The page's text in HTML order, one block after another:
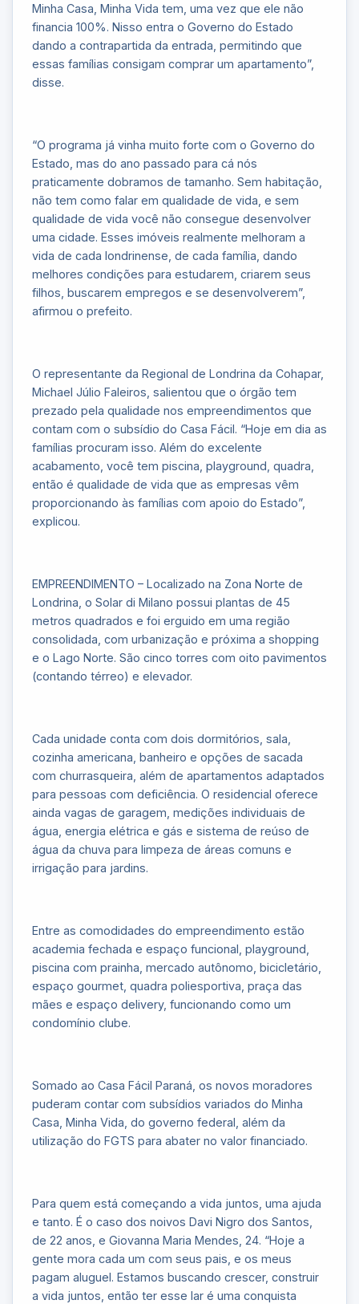
Minha Casa, Minha Vida tem, uma vez que ele não
financia 100%. Nisso entra o Governo do Estado
dando a contrapartida da entrada, permitindo que
essas famílias consigam comprar um apartamento”,
disse.
“O programa já vinha muito forte com o Governo do
Estado, mas do ano passado para cá nós
praticamente dobramos de tamanho. Sem habitação,
não tem como falar em qualidade de vida, e sem
qualidade de vida você não consegue desenvolver
uma cidade. Esses imóveis realmente melhoram a
vida de cada londrinense, de cada família, dando
melhores condições para estudarem, criarem seus
filhos, buscarem empregos e se desenvolverem”,
afirmou o prefeito.
O representante da Regional de Londrina da Cohapar,
Michael Júlio Faleiros, salientou que o órgão tem
prezado pela qualidade nos empreendimentos que
contam com o subsídio do Casa Fácil. “Hoje em dia as
famílias procuram isso. Além do excelente
acabamento, você tem piscina, playground, quadra,
então é qualidade de vida que as empresas vêm
proporcionando às famílias com apoio do Estado”,
explicou.
EMPREENDIMENTO – Localizado na Zona Norte de
Londrina, o Solar di Milano possui plantas de 45
metros quadrados e foi erguido em uma região
consolidada, com urbanização e próxima a shopping
e o Lago Norte. São cinco torres com oito pavimentos
(contando térreo) e elevador.
Cada unidade conta com dois dormitórios, sala,
cozinha americana, banheiro e opções de sacada
com churrasqueira, além de apartamentos adaptados
para pessoas com deficiência. O residencial oferece
ainda vagas de garagem, medições individuais de
água, energia elétrica e gás e sistema de reúso de
água da chuva para limpeza de áreas comuns e
irrigação para jardins.
Entre as comodidades do empreendimento estão
academia fechada e espaço funcional, playground,
piscina com prainha, mercado autônomo, bicicletário,
espaço gourmet, quadra poliesportiva, praça das
mães e espaço delivery, funcionando como um
condomínio clube.
Somado ao Casa Fácil Paraná, os novos moradores
puderam contar com subsídios variados do Minha
Casa, Minha Vida, do governo federal, além da
utilização do FGTS para abater no valor financiado.
Para quem está começando a vida juntos, uma ajuda
e tanto. É o caso dos noivos Davi Nigro dos Santos,
de 22 anos, e Giovanna Maria Mendes, 24. “Hoje a
gente mora cada um com seus pais, e os meus
pagam aluguel. Estamos buscando crescer, construir
a vida juntos, então ter esse lar é uma conquista